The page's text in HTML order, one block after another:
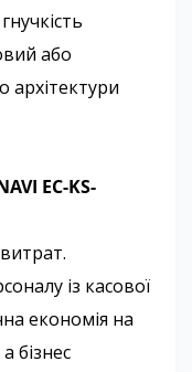
або
архітектури
EC-KS-
із касової
економія на
бізнес